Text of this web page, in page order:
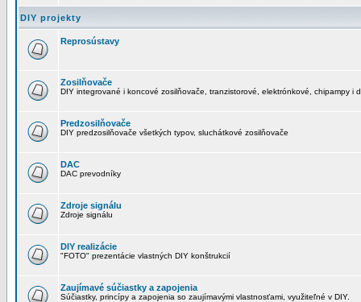
DIY projekty
Reprosústavy
Zosilňovače
DIY integrované i koncové zosilňovače, tranzistorové, elektrónkové, chipampy i
Predzosilňovače
DIY predzosilňovače všetkých typov, sluchátkové zosilňovače
DAC
DAC prevodníky
Zdroje signálu
Zdroje signálu
DIY realizácie
"FOTO" prezentácie vlastných DIY konštrukcií
Zaujímavé súčiastky a zapojenia
Súčiastky, princípy a zapojenia so zaujímavými vlastnosťami, využiteľné v DIY.